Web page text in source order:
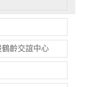
齡交誼中心